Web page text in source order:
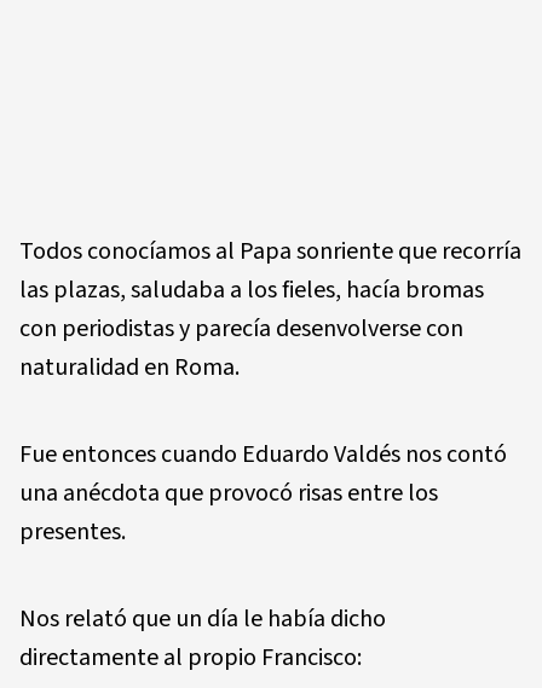
Todos conocíamos al Papa sonriente que recorría
las plazas, saludaba a los fieles, hacía bromas
con periodistas y parecía desenvolverse con
naturalidad en Roma.
Fue entonces cuando Eduardo Valdés nos contó
una anécdota que provocó risas entre los
presentes.
Nos relató que un día le había dicho
directamente al propio Francisco: